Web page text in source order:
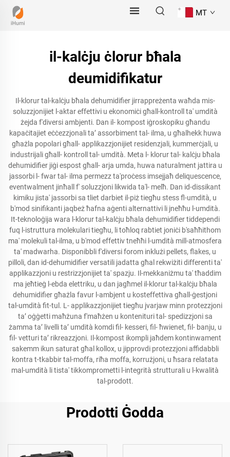
MT
il-kalċju ċlorur bħala
deumidifikatur
Il-klorur tal-kalċju bħala dehumidifier jirrappreżenta waħda mis-
soluzzjonijiet l-aktar effettivi u ekonomiċi għall-kontroll ta' umdità
żejda f'diversi ambjenti. Dan il- kompost iġroskopiku għandu
kapaċitajiet eċċezzjonali taʼ assorbiment tal- ilma, u għalhekk huwa
għażla popolari għall- applikazzjonijiet residenzjali, kummerċjali, u
industrijali għall- kontroll tal- umdità. Meta l- klorur tal- kalċju bħala
dehumidifier jiġi espost għall- arja umda, huwa naturalment jattira u
jassorbi l- fwar tal- ilma permezz ta'proċess imsejjaħ deliquescence,
eventwalment jinħall f' soluzzjoni likwida ta'l- melħ. Dan id-dissikant
kimiku jista' jassorbi sa tliet darbiet il-piż tiegħu stess fl-umdità, u
b'mod sinifikanti jaqbeż ħafna aġenti alternattivi li jneħħu l-umdità.
It-teknoloġija wara l-klorur tal-kalċju bħala dehumidifier tiddependi
fuq l-istruttura molekulari tiegħu, li toħloq rabtiet joniċi b'saħħithom
ma' molekuli tal-ilma, u b'mod effettiv tneħħi l-umdità mill-atmosfera
ta' madwarha. Disponibbli f'diversi forom inklużi pellets, flakes, u
pilloli, dan id-dehumidifier versatili jadatta għal rekwiżiti differenti ta'
applikazzjoni u restrizzjonijiet ta' spazju. Il-mekkaniżmu ta' tħaddim
ma jeħtieġ l-ebda elettriku, u dan jagħmel il-klorur tal-kalċju bħala
dehumidifier għażla favur l-ambjent u kosteffettiva għall-ġestjoni
tal-umdità fit-tul. L- applikazzjonijiet tiegħu jvarjaw minn protezzjoni
taʼ oġġetti maħżuna f'maħżen u kontenituri tal- spedizzjoni sa
żamma taʼ livelli taʼ umdità komdi fil- kesseri, fil- ħwienet, fil- banju, u
fil- vetturi taʼ rikreazzjoni. Il-kompost ikompli jaħdem kontinwament
sakemm ikun saturat għal kollox, u jipprovdi protezzjoni affidabbli
kontra t-tkabbir tal-moffa, riħa moffa, korrużjoni, u ħsara relatata
mal-umdità li tista' tikkomprometti l-integrità strutturali u l-kwalità
tal-prodott.
Prodotti Ġodda